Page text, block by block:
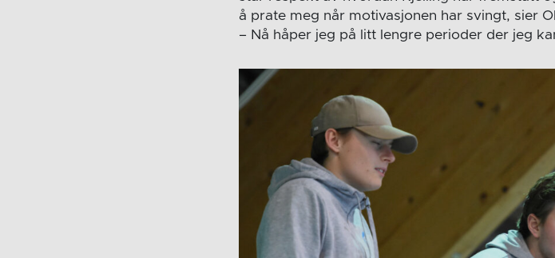
å prate meg når motivasjonen har svingt, sier
– Nå håper jeg på litt lengre perioder der jeg